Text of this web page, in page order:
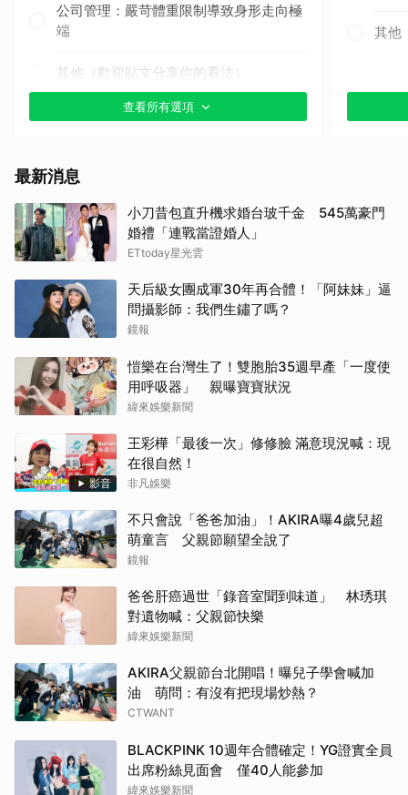
公司管理：嚴苛體重限制導致身形走向極
端
其他（歡迎貼文分享你的看法）
查看所有選項
其他
最新消息
小刀昔包直升機求婚台玻千金 545萬豪門
婚禮「連戰當證婚人」
ETtoday星光雲
天后級女團成軍30年再合體！「阿妹妹」逼
問攝影師：我們生鏽了嗎？
鏡報
愷樂在台灣生了！雙胞胎35週早產「一度使
用呼吸器」 親曝寶寶狀況
緯來娛樂新聞
影音
王彩樺「最後一次」修修臉 滿意現況喊：現
在很自然！
非凡娛樂
不只會說「爸爸加油」！AKIRA曝4歲兒超
萌童言 父親節願望全說了
鏡報
爸爸肝癌過世「錄音室聞到味道」 林琇琪
對遺物喊：父親節快樂
緯來娛樂新聞
AKIRA父親節台北開唱！曝兒子學會喊加
油 萌問：有沒有把現場炒熱？
CTWANT
BLACKPINK 10週年合體確定！YG證實全員
出席粉絲見面會 僅40人能參加
緯來娛樂新聞